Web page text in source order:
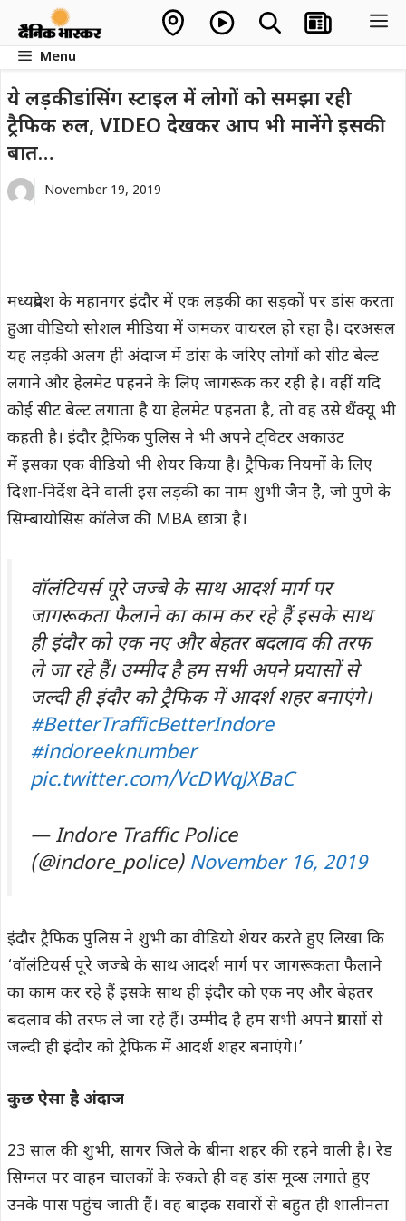
contentMenu
ये लड़की डांसिंग स्टाइल में लोगों को समझा रही
ट्रैफिक रुल, VIDEO देखकर आप भी मानेंगे इसकी
बात…
November 19, 2019
मध्यप्रदेश के महानगर इंदौर में एक लड़की का सड़कों पर डांस करता
हुआ वीडियो सोशल मीडिया में जमकर वायरल हो रहा है। दरअसल
यह लड़की अलग ही अंदाज में डांस के जरिए लोगों को सीट बेल्ट
लगाने और हेलमेट पहनने के लिए जागरूक कर रही है। वहीं यदि
कोई सीट बेल्ट लगाता है या हेलमेट पहनता है, तो वह उसे थैंक्यू भी
कहती है। इंदौर ट्रैफिक पुलिस ने भी अपने ट्विटर अकाउंट
में इसका एक वीडियो भी शेयर किया है। ट्रैफिक नियमों के लिए
दिशा-निर्देश देने वाली इस लड़की का नाम शुभी जैन है, जो पुणे के
सिम्बायोसिस कॉलेज की MBA छात्रा है।
वॉलंटियर्स पूरे जज्बे के साथ आदर्श मार्ग पर
जागरूकता फैलाने का काम कर रहे हैं इसके साथ
ही इंदौर को एक नए और बेहतर बदलाव की तरफ
ले जा रहे हैं। उम्मीद है हम सभी अपने प्रयासों से
जल्दी ही इंदौर को ट्रैफिक में आदर्श शहर बनाएंगे।
#BetterTrafficBetterIndore
#indoreeknumber
pic.twitter.com/VcDWqJXBaC
— Indore Traffic Police
(@indore_police) November 16, 2019
इंदौर ट्रैफिक पुलिस ने शुभी का वीडियो शेयर करते हुए लिखा कि
‘वॉलंटियर्स पूरे जज्बे के साथ आदर्श मार्ग पर जागरूकता फैलाने
का काम कर रहे हैं इसके साथ ही इंदौर को एक नए और बेहतर
बदलाव की तरफ ले जा रहे हैं। उम्मीद है हम सभी अपने प्रयासों से
जल्दी ही इंदौर को ट्रैफिक में आदर्श शहर बनाएंगे।’
कुछ ऐसा है अंदाज
23 साल की शुभी, सागर जिले के बीना शहर की रहने वाली है। रेड
सिग्नल पर वाहन चालकों के रुकते ही वह डांस मूव्स लगाते हुए
उनके पास पहुंच जाती हैं। वह बाइक सवारों से बहुत ही शालीनता